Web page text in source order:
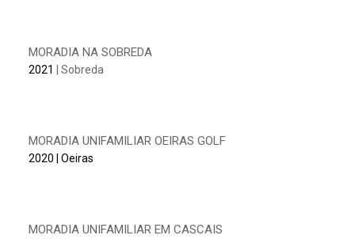
MORADIA NA SOBREDA
2021 | Sobreda
MORADIA UNIFAMILIAR OEIRAS GOLF
2020 | Oeiras
MORADIA UNIFAMILIAR EM CASCAIS